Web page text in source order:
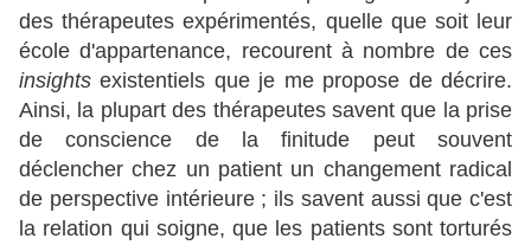
des thérapeutes expérimentés, quelle que soit leur
école d'appartenance, recourent à nombre de ces
insights existentiels que je me propose de décrire.
Ainsi, la plupart des thérapeutes savent que la prise
de conscience de la finitude peut souvent
déclencher chez un patient un changement radical
de perspective intérieure ; ils savent aussi que c'est
la relation qui soigne, que les patients sont torturés